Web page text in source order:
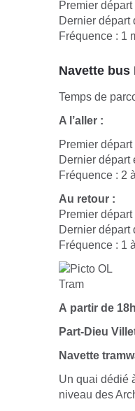
Premier
Dernier départ
Fréquence : 1
Navette bus
Temps de
A l’aller :
Premier
Dernier départ
Fréquence : 2
Au retour :
Premier
Dernier départ
Fréquence : 1
A partir de
Part-Dieu
Navette
Un quai dédié
niveau des